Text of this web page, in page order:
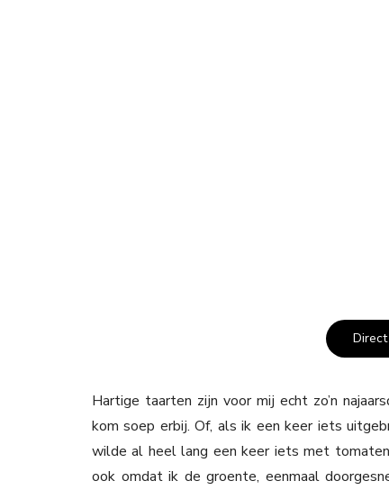
Hartige taarten zijn voor mij echt zo’n
kom soep erbij. Of, als ik een keer iets
wilde al heel lang een keer iets met
ook omdat ik de groente, eenmaal